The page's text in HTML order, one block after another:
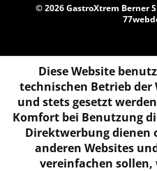
© 2026 GastroXtrem Berner
Diese Website
technischen Betrieb
und stets gesetzt
Komfort bei Benutzung
Direktwerbung
anderen Websites
vereinfachen